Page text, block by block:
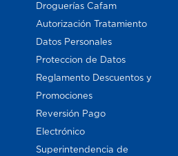
Droguerías Cafam
Autorización Tratamiento
Datos Personales
Proteccion de Datos
Reglamento Descuentos y
Promociones
Reversión Pago
Electrónico
Superintendencia de